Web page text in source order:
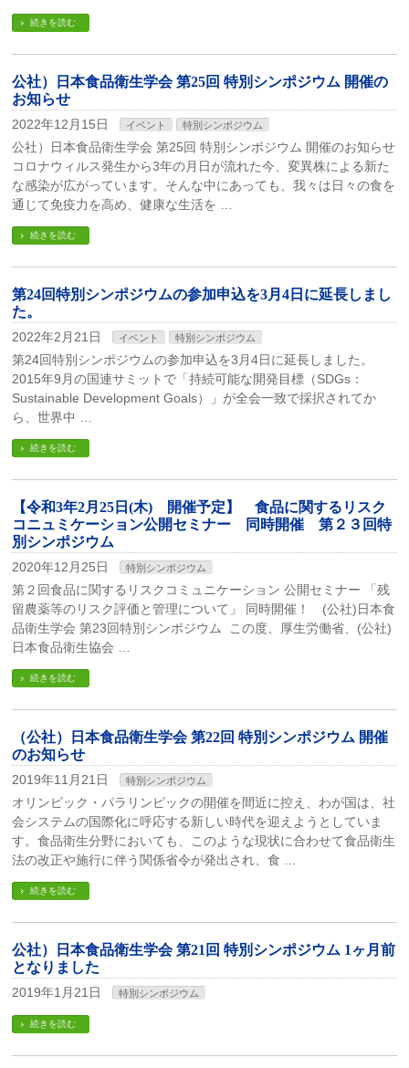
続きを読む
公社）日本食品衛生学会 第25回 特別シンポジウム 開催の
お知らせ
2022年12月15日 イベント 特別シンポジウム
公社）日本食品衛生学会 第25回 特別シンポジウム 開催のお知らせ
コロナウィルス発生から3年の月日が流れた今、変異株による新た
な感染が広がっています。そんな中にあっても、我々は日々の食を
通じて免疫力を高め、健康な生活を …
続きを読む
第24回特別シンポジウムの参加申込を3月4日に延長しまし
た。
2022年2月21日 イベント 特別シンポジウム
第24回特別シンポジウムの参加申込を3月4日に延長しました。
2015年9月の国連サミットで「持続可能な開発目標（SDGs：
Sustainable Development Goals）」が全会一致で採択されてか
ら、世界中 …
続きを読む
【令和3年2月25日(木) 開催予定】 食品に関するリスク
コニュミケーション公開セミナー 同時開催 第２３回特
別シンポジウム
2020年12月25日 特別シンポジウム
第２回食品に関するリスクコミュニケーション 公開セミナー 「残
留農薬等のリスク評価と管理について」 同時開催！ (公社)日本食
品衛生学会 第23回特別シンポジウム この度、厚生労働省、(公社)
日本食品衛生協会 …
続きを読む
（公社）日本食品衛生学会 第22回 特別シンポジウム 開催
のお知らせ
2019年11月21日 特別シンポジウム
オリンピック・パラリンピックの開催を間近に控え、わが国は、社
会システムの国際化に呼応する新しい時代を迎えようとしていま
す。食品衛生分野においても、このような現状に合わせて食品衛生
法の改正や施行に伴う関係省令が発出され、食 …
続きを読む
公社）日本食品衛生学会 第21回 特別シンポジウム 1ヶ月前
となりました
2019年1月21日 特別シンポジウム
続きを読む